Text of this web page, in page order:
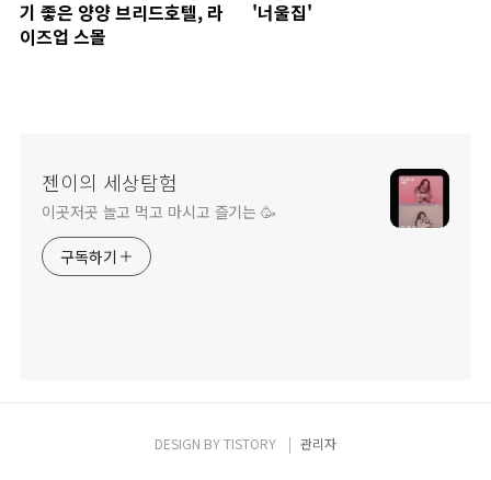
기 좋은 양양 브리드호텔, 라
이즈업 스몰
'너울집'
젠이의 세상탐험
이곳저곳 놀고 먹고 마시고 즐기는 🥳
구독하기
DESIGN BYTISTORY 관리자